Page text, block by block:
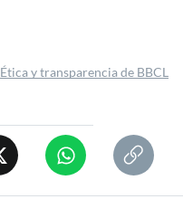
Ética y transparencia de BBCL